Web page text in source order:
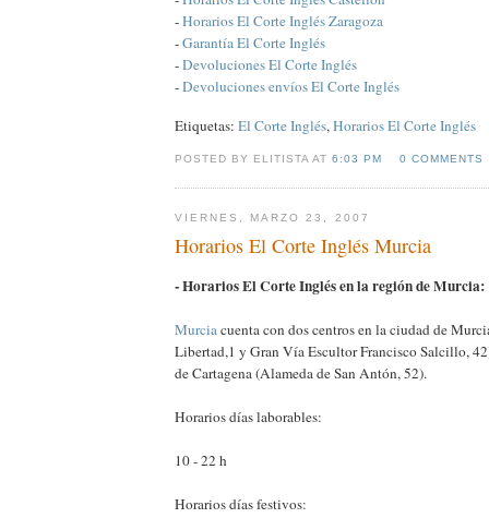
-Horarios El Corte Inglés Zaragoza
-Garantía El Corte Inglés
-Devoluciones El Corte Inglés
-Devoluciones envíos El Corte Inglés
Etiquetas: El Corte Inglés,Horarios El Corte Inglés
POSTED BY ELITISTA AT6:03 PM 0 COMMENTS
VIERNES, MARZO 23, 2007
Horarios El Corte Inglés Murcia
- Horarios El Corte Inglés en la región de Murcia:
Murciacuenta con dos centros en la ciudad de
Libertad,1 y Gran Vía Escultor Francisco Salcillo,
de Cartagena (Alameda de San Antón, 52).
Horarios días laborables:
10 - 22 h
Horarios días festivos: